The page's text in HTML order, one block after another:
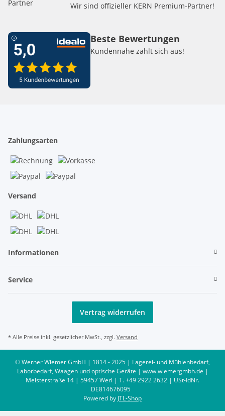
Wir sind offizieller KERN Premium-Partner!
Beste Bewertungen
Kundennähe zahlt sich aus!
Zahlungsarten
Versand
Informationen
Service
Vertrag widerrufen
* Alle Preise inkl. gesetzlicher MwSt., zzgl. Versand
© Werner Wiemer GmbH | 1814 - 2025 | Lagerei- und Mühlenbedarf,
Laborbedarf, Waagen und optische Geräte | www.wiemergmbh.de |
Melsterstraße 14 | 59457 Werl | T. +49 2922 2632 | USt-IdNr.
DE814676095
Powered by JTL-Shop